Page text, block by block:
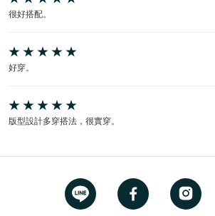
很好搭配。
好穿。
版型設計多穿搭法，很實穿。